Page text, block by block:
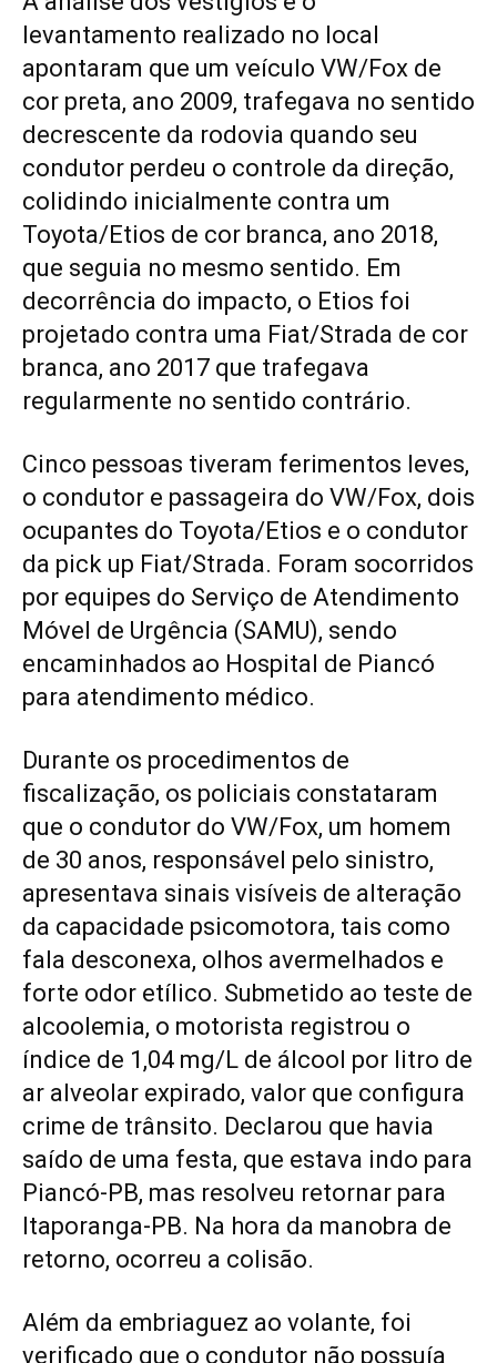
levantamento realizado no local
apontaram que um veículo VW/Fox de
cor preta, ano 2009, trafegava no sentido
decrescente da rodovia quando seu
condutor perdeu o controle da direção,
colidindo inicialmente contra um
Toyota/Etios de cor branca, ano 2018,
que seguia no mesmo sentido. Em
decorrência do impacto, o Etios foi
projetado contra uma Fiat/Strada de cor
branca, ano 2017 que trafegava
regularmente no sentido contrário.
Cinco pessoas tiveram ferimentos leves,
o condutor e passageira do VW/Fox, dois
ocupantes do Toyota/Etios e o condutor
da pick up Fiat/Strada. Foram socorridos
por equipes do Serviço de Atendimento
Móvel de Urgência (SAMU), sendo
encaminhados ao Hospital de Piancó
para atendimento médico.
Durante os procedimentos de
fiscalização, os policiais constataram
que o condutor do VW/Fox, um homem
de 30 anos, responsável pelo sinistro,
apresentava sinais visíveis de alteração
da capacidade psicomotora, tais como
fala desconexa, olhos avermelhados e
forte odor etílico. Submetido ao teste de
alcoolemia, o motorista registrou o
índice de 1,04 mg/L de álcool por litro de
ar alveolar expirado, valor que configura
crime de trânsito. Declarou que havia
saído de uma festa, que estava indo para
Piancó-PB, mas resolveu retornar para
Itaporanga-PB. Na hora da manobra de
retorno, ocorreu a colisão.
Além da embriaguez ao volante, foi
verificado que o condutor não possuía